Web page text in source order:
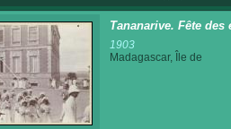
Tananarive. Fête des
1903
Madagascar, Île de